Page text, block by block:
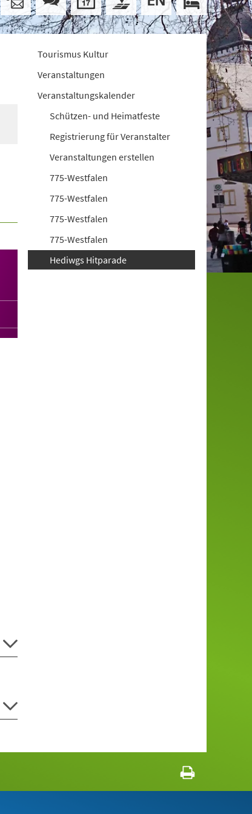
Tourismus Kultur
Veranstaltungen
Veranstaltungskalender
Schützen- und Heimatfeste
Registrierung für Veranstalter
Veranstaltungen erstellen
775-Westfalen
775-Westfalen
775-Westfalen
775-Westfalen
Hediwgs Hitparade